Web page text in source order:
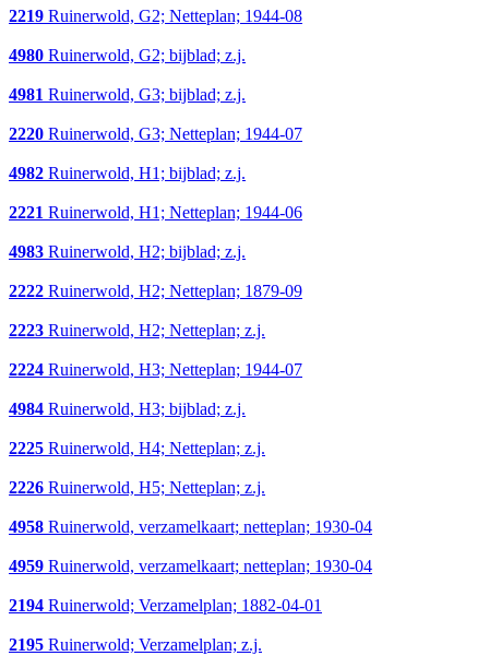
2219 Ruinerwold, G2; Netteplan; 1944-08
4980 Ruinerwold, G2; bijblad; z.j.
4981 Ruinerwold, G3; bijblad; z.j.
2220 Ruinerwold, G3; Netteplan; 1944-07
4982 Ruinerwold, H1; bijblad; z.j.
2221 Ruinerwold, H1; Netteplan; 1944-06
4983 Ruinerwold, H2; bijblad; z.j.
2222 Ruinerwold, H2; Netteplan; 1879-09
2223 Ruinerwold, H2; Netteplan; z.j.
2224 Ruinerwold, H3; Netteplan; 1944-07
4984 Ruinerwold, H3; bijblad; z.j.
2225 Ruinerwold, H4; Netteplan; z.j.
2226 Ruinerwold, H5; Netteplan; z.j.
4958 Ruinerwold, verzamelkaart; netteplan; 1930-04
4959 Ruinerwold, verzamelkaart; netteplan; 1930-04
2194 Ruinerwold; Verzamelplan; 1882-04-01
2195 Ruinerwold; Verzamelplan; z.j.